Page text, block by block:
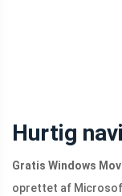
Hurtig
Gratis Windows
oprettet af